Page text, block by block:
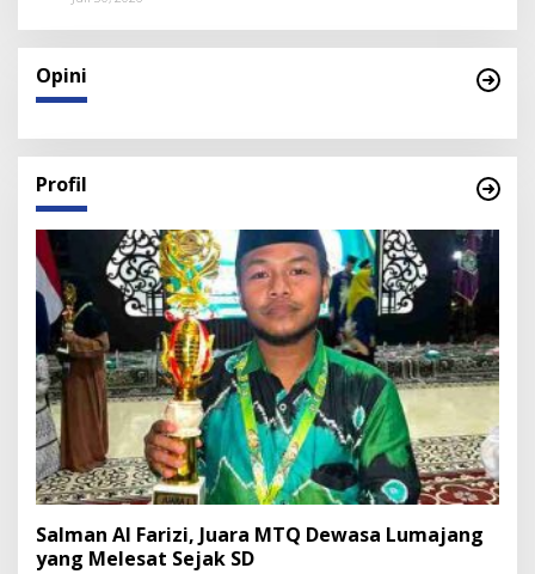
Opini
Profil
Salman Al Farizi, Juara MTQ Dewasa Lumajang
yang Melesat Sejak SD